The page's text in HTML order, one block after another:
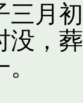
三月
没，